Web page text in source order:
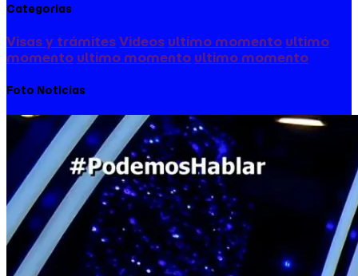
Categorias
Visas y trámites Videos ultimo momento ultimo
momento ultimo momento ultimo momento
Foto Noticias